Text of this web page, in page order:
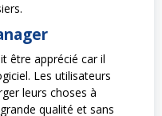
être apprécié car il
Les utilisateurs
leurs choses à
qualité et sans